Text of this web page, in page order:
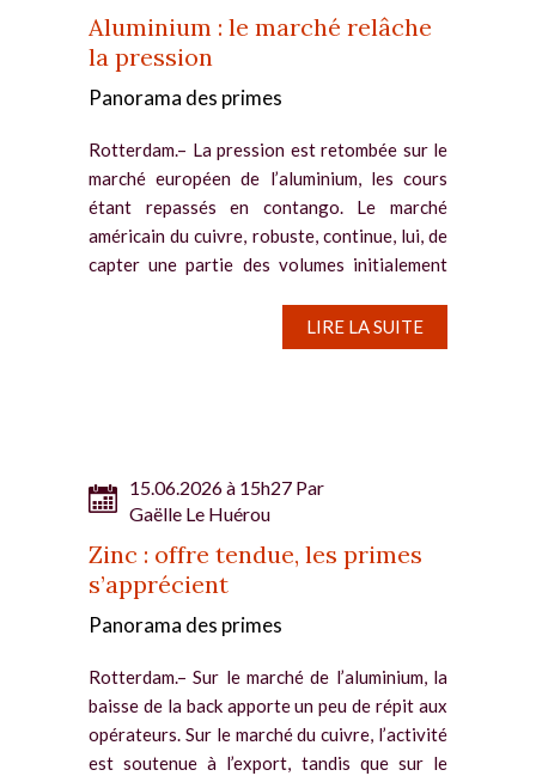
Aluminium : le marché relâche
la pression
Panorama des primes
Rotterdam.– La pression est retombée sur le
marché européen de l’aluminium, les cours
étant repassés en contango. Le marché
américain du cuivre, robuste, continue, lui, de
capter une partie des volumes initialement
LIRE LA SUITE
15.06.2026 à 15h27 Par
Gaëlle Le Huérou
Zinc : offre tendue, les primes
s’apprécient
Panorama des primes
Rotterdam.– Sur le marché de l’aluminium, la
baisse de la back apporte un peu de répit aux
opérateurs. Sur le marché du cuivre, l’activité
est soutenue à l’export, tandis que sur le